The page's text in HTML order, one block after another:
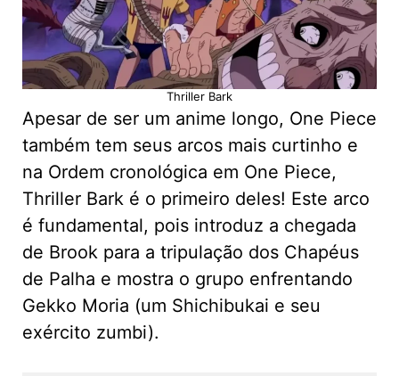
Thriller Bark
Apesar de ser um anime longo, One Piece
também tem seus arcos mais curtinho e
na Ordem cronológica em One Piece,
Thriller Bark é o primeiro deles! Este arco
é fundamental, pois introduz a chegada
de Brook para a tripulação dos Chapéus
de Palha e mostra o grupo enfrentando
Gekko Moria (um Shichibukai e seu
exército zumbi).